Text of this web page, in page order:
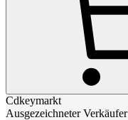
Cdkeymarkt
Ausgezeichneter Verkäufer